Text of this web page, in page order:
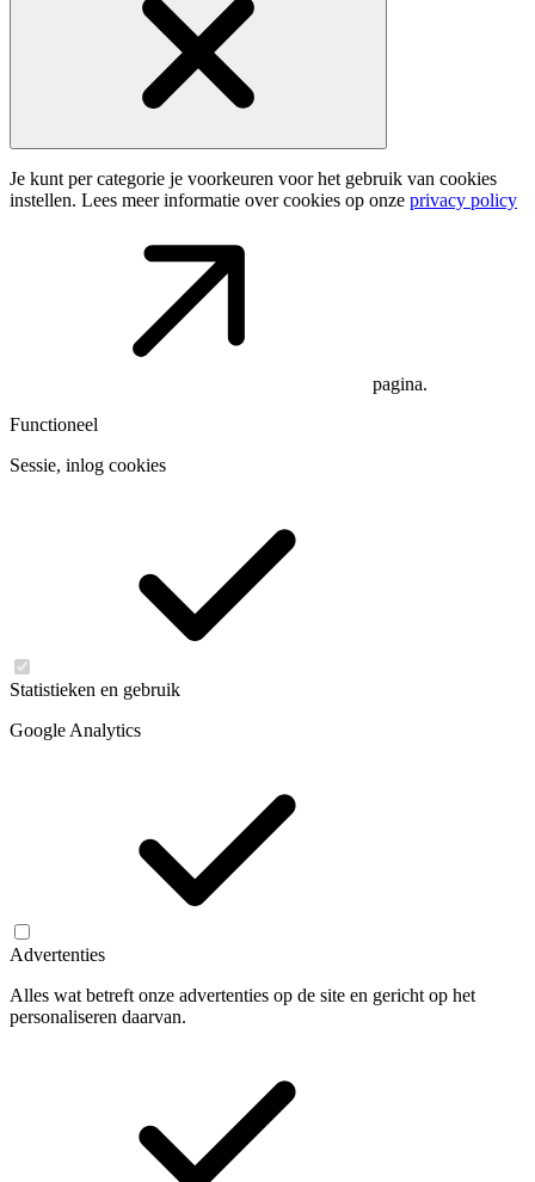
Je kunt per categorie je voorkeuren voor het gebruik van cookies
instellen. Lees meer informatie over cookies op onze privacy policy
pagina.
Functioneel
Sessie, inlog cookies
Statistieken en gebruik
Google Analytics
Advertenties
Alles wat betreft onze advertenties op de site en gericht op het
personaliseren daarvan.